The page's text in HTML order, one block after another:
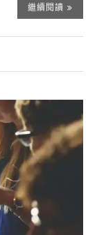
繼續閱讀